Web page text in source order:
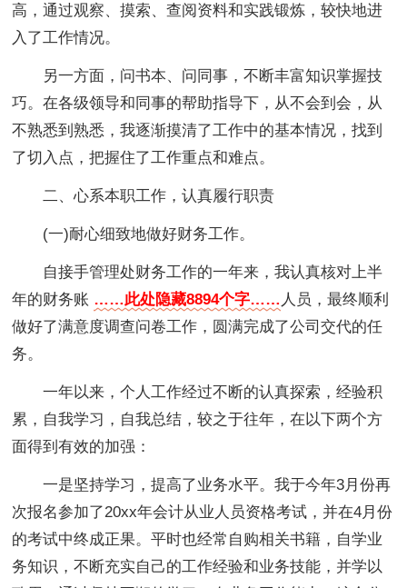
高，通过观察、摸索、查阅资料和实践锻炼，较快地进
入了工作情况。
另一方面，问书本、问同事，不断丰富知识掌握技
巧。在各级领导和同事的帮助指导下，从不会到会，从
不熟悉到熟悉，我逐渐摸清了工作中的基本情况，找到
了切入点，把握住了工作重点和难点。
二、心系本职工作，认真履行职责
(一)耐心细致地做好财务工作。
自接手管理处财务工作的一年来，我认真核对上半
年的财务账 ……此处隐藏8894个字…… 人员，最终顺利
做好了满意度调查问卷工作，圆满完成了公司交代的任
务。
一年以来，个人工作经过不断的认真探索，经验积
累，自我学习，自我总结，较之于往年，在以下两个方
面得到有效的加强：
一是坚持学习，提高了业务水平。我于今年3月份再
次报名参加了20xx年会计从业人员资格考试，并在4月份
的考试中终成正果。平时也经常自购相关书籍，自学业
务知识，不断充实自己的工作经验和业务技能，并学以